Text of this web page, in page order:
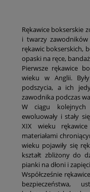
Rękawice bokserskie
i twarzy zawodników
rękawic bokserskich,
opaski na ręce,
Pierwsze rękawice
wieku w Anglii.
podszycia, a ich
zawodnika podczas
W ciągu kolejnych
ewoluowały i stały
XIX wieku
materiałami
wieku pojawiły się
kształt zbliżony do
pianki na dłoni i
Współcześnie
bezpieczeństwa,